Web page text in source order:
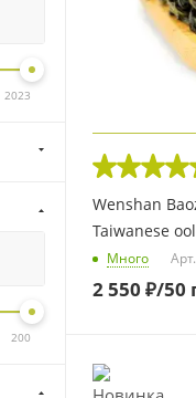
Wenshan
Taiwanese
Много
2 550 ₽/50
2023
200